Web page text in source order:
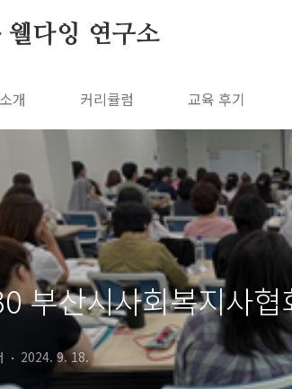
웰다잉 연구소
개 커리큘럼 교육 후기
부산시사회복지사
2024. 9. 18.